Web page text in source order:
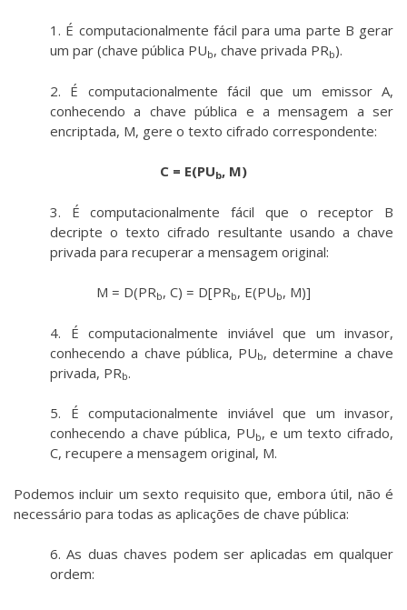
1. É computacionalmente fácil para uma parte B gerar
um par (chave pública PUb, chave privada PRb).
2. É computacionalmente fácil que um emissor A,
conhecendo a chave pública e a mensagem a ser
encriptada, M, gere o texto cifrado correspondente:
C = E(PUb, M)
3. É computacionalmente fácil que o receptor B
decripte o texto cifrado resultante usando a chave
privada para recuperar a mensagem original:
M = D(PRb, C) = D[PRb, E(PUb, M)]
4. É computacionalmente inviável que um invasor,
conhecendo a chave pública, PUb, determine a chave
privada, PRb.
5. É computacionalmente inviável que um invasor,
conhecendo a chave pública, PUb, e um texto cifrado,
C, recupere a mensagem original, M.
Podemos incluir um sexto requisito que, embora útil, não é
necessário para todas as aplicações de chave pública:
6. As duas chaves podem ser aplicadas em qualquer
ordem: